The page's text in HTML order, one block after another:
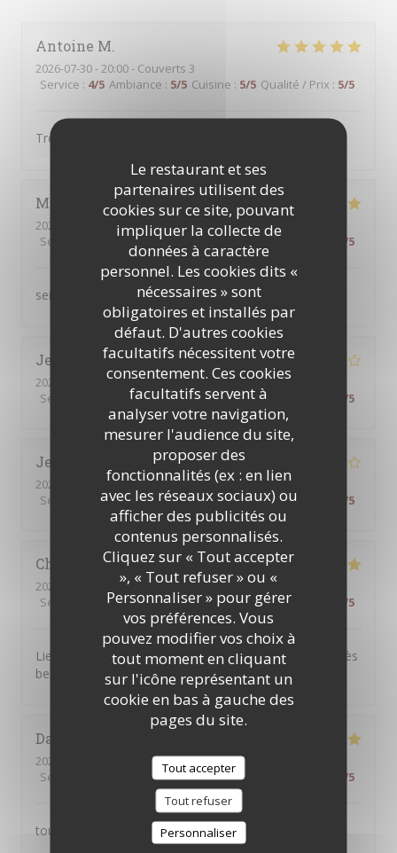
Le restaurant et ses
partenaires utilisent des
cookies sur ce site, pouvant
impliquer la collecte de
données à caractère
personnel. Les cookies dits «
nécessaires » sont
obligatoires et installés par
défaut. D'autres cookies
facultatifs nécessitent votre
consentement. Ces cookies
facultatifs servent à
analyser votre navigation,
mesurer l'audience du site,
proposer des
fonctionnalités (ex : en lien
avec les réseaux sociaux) ou
afficher des publicités ou
contenus personnalisés.
Cliquez sur « Tout accepter
», « Tout refuser » ou «
Personnaliser » pour gérer
vos préférences. Vous
pouvez modifier vos choix à
tout moment en cliquant
sur l'icône représentant un
cookie en bas à gauche des
pages du site.
Tout accepter
Tout refuser
Personnaliser
Antoine M
2026-07-30- 20:00 - Couverts 3
Service : 4/5 Ambiance : 5/5 Cuisine : 5/5 Qualité / Prix : 5/5
Très bien comme d'habitude
Martine
2026-07-30
- 12:30 - Couverts 2
Service
Ambiance :5/5 Cuisine: 5/5 Qualité / Prix /5
service au top produits servis de qualité
Jenny
2026-08-01
- 13:00 - Couverts 2
Service
Ambiance:4/5 Cuisine:5/5 Qualité / Prix /5
Jean-Marc
2026-07-30
- 12:00 - Couverts 4
Service
/5 Ambiance:4/5 Cuisine:5/5 Qualité / Prix /5
Christel D
2026-07-25
- 13:00 - Couverts 3
Service
Ambiance: 5/5 Cuisine:4/5 Qualité / Prix /5
Lieu très agréable. Personnel souriant et à l’écoute. Très
belle expérience.
Daniel
2026-07-26
- 12:30 - Couverts 2
Service
Ambiance:5/5 Cuisine:5 /5
toujours satisfait